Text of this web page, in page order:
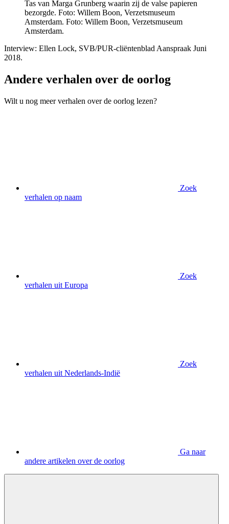
Tas van Marga Grunberg waarin zij de valse papieren
bezorgde. Foto: Willem Boon, Verzetsmuseum
Amsterdam. Foto: Willem Boon, Verzetsmuseum
Amsterdam.
Interview: Ellen Lock, SVB/PUR-cliëntenblad Aanspraak Juni
2018.
Andere verhalen over de oorlog
Wilt u nog meer verhalen over de oorlog lezen?
Zoek
verhalen op naam
Zoek
verhalen uit Europa
Zoek
verhalen uit Nederlands-Indië
Ga naar
andere artikelen over de oorlog